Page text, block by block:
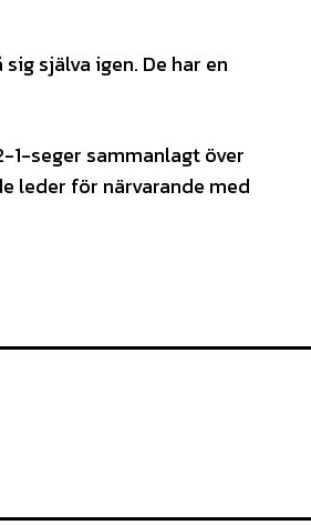
själva igen. De har en
1-seger sammanlagt över
leder för närvarande med